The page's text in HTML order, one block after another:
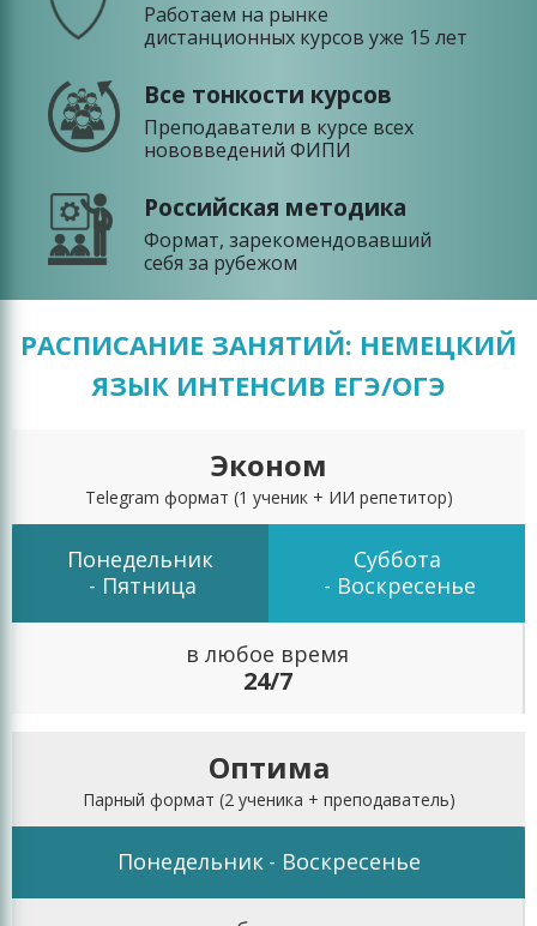
Работаем на рынке
дистанционных курсов уже 15 лет
Все тонкости курсов
Преподаватели в курсе всех
нововведений ФИПИ
Российская методика
Формат, зарекомендовавший
себя за рубежом
РАСПИСАНИЕ ЗАНЯТИЙ: НЕМЕЦКИЙ
ЯЗЫК ИНТЕНСИВ ЕГЭ/ОГЭ
Эконом
Telegram формат (1 ученик + ИИ репетитор)
Понедельник
- Пятница
Суббота
- Воскресенье
в любое время
24/7
Оптима
Парный формат (2 ученика + преподаватель)
Понедельник - Воскресенье